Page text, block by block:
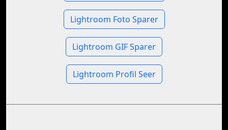
Lightroom Foto Sparer
Lightroom GIF Sparer
Lightroom Profil Seer